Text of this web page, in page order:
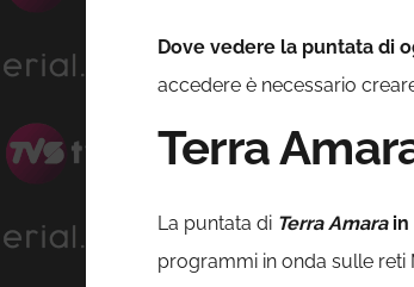
Dove vedere la puntata di
accedere è necessario
Terra
La puntata di Terra Amarain
programmi in onda sulle reti